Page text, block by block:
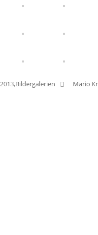
2013,Bildergalerien Mario